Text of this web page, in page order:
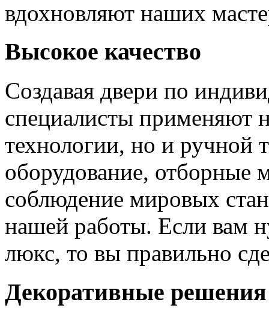
вдохновляют наших
Высокое качество
Создавая двери по
специалисты применяют
технологии, но и ручной
оборудование, отборные
соблюдение мировых
нашей работы. Если вам
люкс, то вы правильно
Декоративные решения